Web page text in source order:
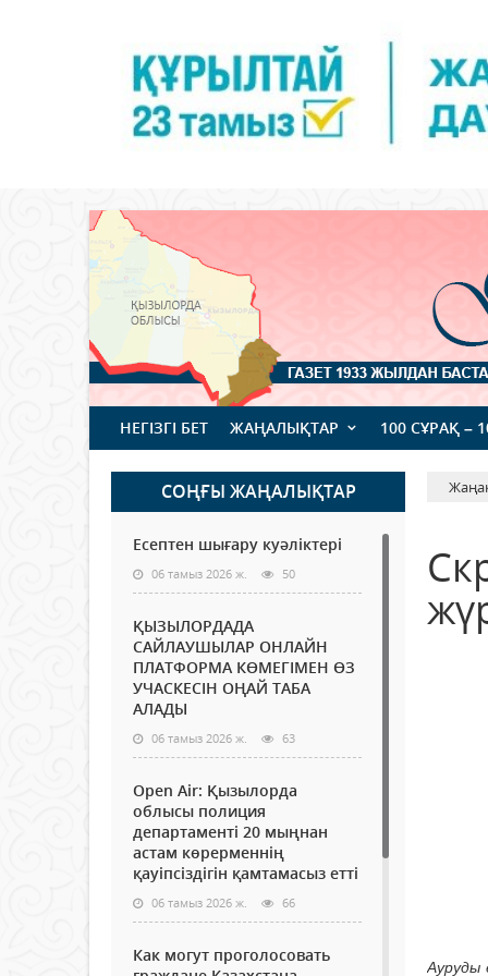
НЕГІЗГІ БЕТ ЖАҢАЛЫҚТАР 100 СҰРАҚ –
СОҢҒЫ ЖАҢАЛЫҚТАР
Есептен шығару куәліктері
06 тамыз 2026 ж. 50
ҚЫЗЫЛОРДАДА
САЙЛАУШЫЛАР ОНЛАЙН
ПЛАТФОРМА КӨМЕГІМЕН ӨЗ
УЧАСКЕСІН ОҢАЙ ТАБА
АЛАДЫ
06 тамыз 2026 ж. 63
Open Air: Қызылорда
облысы полиция
департаменті 20 мыңнан
астам көрерменнің
қауіпсіздігін қамтамасыз етті
06 тамыз 2026 ж. 66
Как могут проголосовать
Ауруды